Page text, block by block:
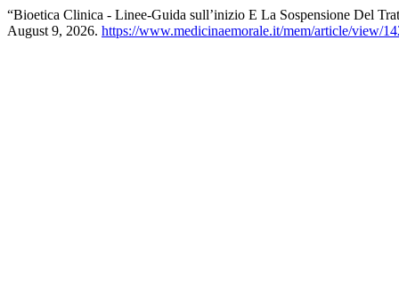
“Bioetica Clinica - Linee-Guida sull’inizio E La Sospensione Del
August 9, 2026. https://www.medicinaemorale.it/mem/article/view/